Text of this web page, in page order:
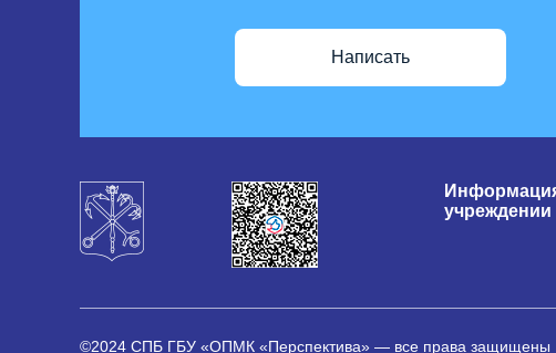
Написать
учреждении
©2024 СПБ ГБУ «ОПМК «Перспектива» — все права защищены